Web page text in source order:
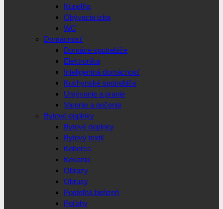
Kúpeľňa
Obývacia izba
WC
Domácnosť
Domáce spotrebiče
Elektronika
Inteligentná domácnosť
Kuchynské spotrebiče
Umývanie a pranie
Varenie a pečenie
Bytové doplnky
Bytové doplnky
Bytový textil
Koberce
Kovania
Obrazy
Obrusy
Posteľná bielizeň
Poťahy